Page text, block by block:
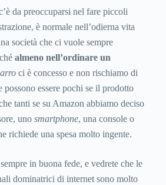
da preoccuparsi nel fare piccoli
è normale nell’odierna vita
società che ci vuole sempre
almeno nell’ordinare un
ci è concesso e non rischiamo di
possono essere pochi se il prodotto
tanti se su Amazon abbiamo deciso
uno smartphone, una console o
richiede una spesa molto ingente.
in buona fede, e vedrete che le
dominatrici di internet sono molto